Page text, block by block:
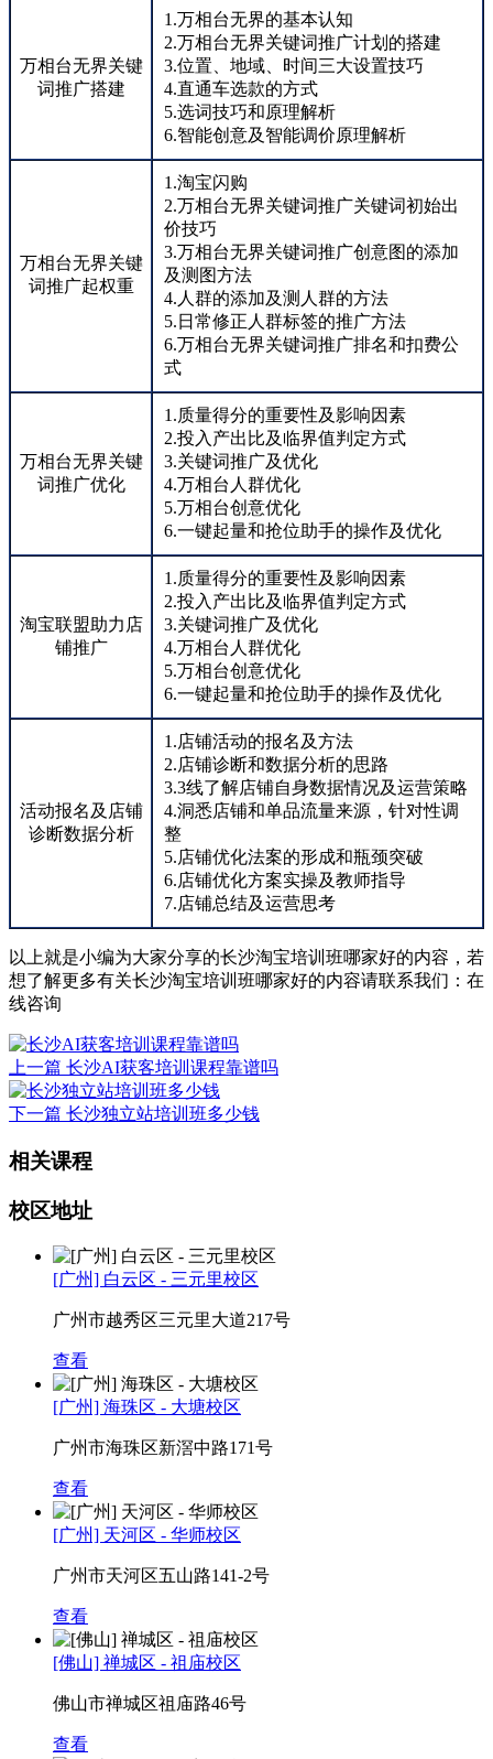
万相台无界关键
词推广搭建
1.万相台无界的基本认知
2.万相台无界关键词推广计划的搭建
3.位置、地域、时间三大设置技巧
4.直通车选款的方式
5.选词技巧和原理解析
6.智能创意及智能调价原理解析
万相台无界关键
词推广起权重
1.淘宝闪购
2.万相台无界关键词推广关键词初始出
价技巧
3.万相台无界关键词推广创意图的添加
及测图方法
4.人群的添加及测人群的方法
5.日常修正人群标签的推广方法
6.万相台无界关键词推广排名和扣费公
式
万相台无界关键
词推广优化
1.质量得分的重要性及影响因素
2.投入产出比及临界值判定方式
3.关键词推广及优化
4.万相台人群优化
5.万相台创意优化
6.一键起量和抢位助手的操作及优化
淘宝联盟助力店
铺推广
1.质量得分的重要性及影响因素
2.投入产出比及临界值判定方式
3.关键词推广及优化
4.万相台人群优化
5.万相台创意优化
6.一键起量和抢位助手的操作及优化
活动报名及店铺
诊断数据分析
1.店铺活动的报名及方法
2.店铺诊断和数据分析的思路
3.3线了解店铺自身数据情况及运营策略
4.洞悉店铺和单品流量来源，针对性调
整
5.店铺优化法案的形成和瓶颈突破
6.店铺优化方案实操及教师指导
7.店铺总结及运营思考
以上就是小编为大家分享的长沙淘宝培训班哪家好的内容，若
想了解更多有关长沙淘宝培训班哪家好的内容请联系我们： 在
线咨询
上一篇 长沙AI获客培训课程靠谱吗
下一篇 长沙独立站培训班多少钱
相关课程
校区地址
[广州] 白云区 - 三元里校区
广州市越秀区三元里大道217号
查看
[广州] 海珠区 - 大塘校区
广州市海珠区新滘中路171号
查看
[广州] 天河区 - 华师校区
广州市天河区五山路141-2号
查看
[佛山] 禅城区 - 祖庙校区
佛山市禅城区祖庙路46号
查看